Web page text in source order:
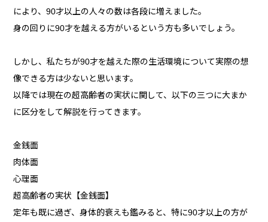
により、90才以上の人々の数は各段に増えました。
身の回りに90才を越える方がいるという方も多いでしょう。
しかし、私たちが90才を越えた際の生活環境について実際の想
像できる方は少ないと思います。
以降では現在の超高齢者の実状に関して、以下の三つに大まか
に区分をして解説を行ってきます。
金銭面
肉体面
心理面
超高齢者の実状【金銭面】
定年も既に過ぎ、身体的衰えも鑑みると、特に90才以上の方が